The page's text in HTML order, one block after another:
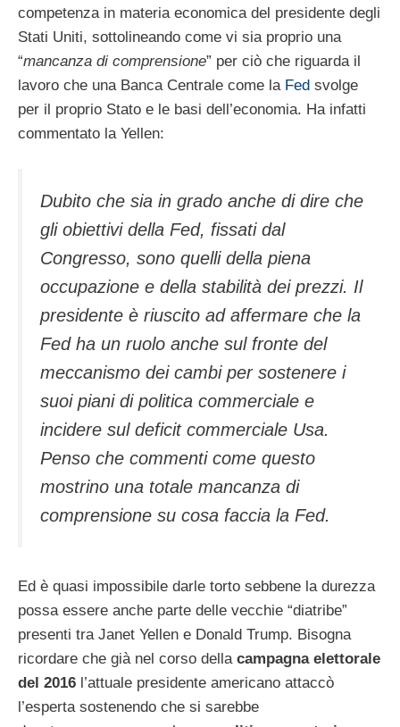
competenza in materia economica del presidente degli
Stati Uniti, sottolineando come vi sia proprio una
“mancanza di comprensione” per ciò che riguarda il
lavoro che una Banca Centrale come la Fed svolge
per il proprio Stato e le basi dell’economia. Ha infatti
commentato la Yellen:
Dubito che sia in grado anche di dire che
gli obiettivi della Fed, fissati dal
Congresso, sono quelli della piena
occupazione e della stabilità dei prezzi. Il
presidente è riuscito ad affermare che la
Fed ha un ruolo anche sul fronte del
meccanismo dei cambi per sostenere i
suoi piani di politica commerciale e
incidere sul deficit commerciale Usa.
Penso che commenti come questo
mostrino una totale mancanza di
comprensione su cosa faccia la Fed.
Ed è quasi impossibile darle torto sebbene la durezza
possa essere anche parte delle vecchie “diatribe”
presenti tra Janet Yellen e Donald Trump. Bisogna
ricordare che già nel corso della campagna elettorale
del 2016 l’attuale presidente americano attaccò
l’esperta sostenendo che si sarebbe